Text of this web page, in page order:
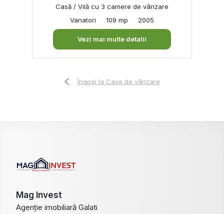
Casă / Vilă cu 3 camere de vânzare
Vanatori
109 mp 2005
Vezi mai multe detalii
Înapoi la Case de vânzare
Mag Invest
Agenție imobiliară Galati